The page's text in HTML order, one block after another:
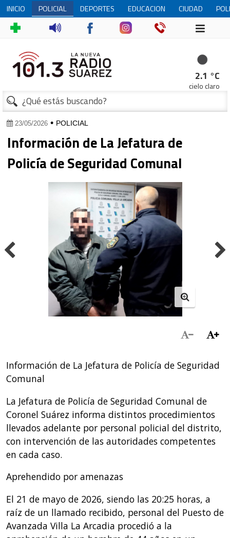
INICIO POLICIAL DEPORTES EDUCACION CIUDAD
2.1 °C
cielo claro
23/05/2026• POLICIAL
Información de La Jefatura de
Policía de Seguridad Comunal
Información de La Jefatura de Policía de Seguridad
Comunal
La Jefatura de Policía de Seguridad Comunal de
Coronel Suárez informa distintos procedimientos
llevados adelante por personal policial del distrito,
con intervención de las autoridades competentes
en cada caso.
Aprehendido por amenazas
El 21 de mayo de 2026, siendo las 20:25 horas, a
raíz de un llamado recibido, personal del Puesto de
Avanzada Villa La Arcadia procedió a la